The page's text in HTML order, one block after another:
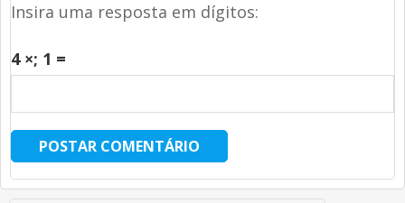
Insira uma resposta em dígitos:
4 ×; 1 =